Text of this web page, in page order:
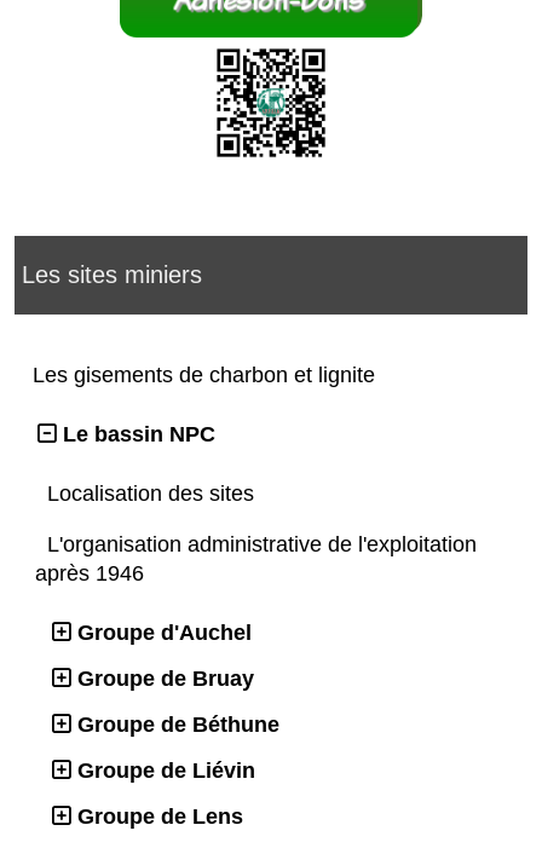
Les sites miniers
Les gisements de charbon et lignite
Le bassin NPC
Localisation des sites
L'organisation administrative de l'exploitation
après 1946
Groupe d'Auchel
Groupe de Bruay
Groupe de Béthune
Groupe de Liévin
Groupe de Lens